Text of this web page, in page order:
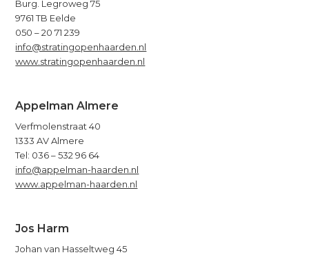
Burg. Legroweg 75
9761 TB Eelde
050 – 20 71 239
info@stratingopenhaarden.nl
www.stratingopenhaarden.nl
Appelman Almere
Verfmolenstraat 40
1333 AV Almere
Tel: 036 – 532 96 64
info@appelman-haarden.nl
www.appelman-haarden.nl
Jos Harm
Johan van Hasseltweg 45